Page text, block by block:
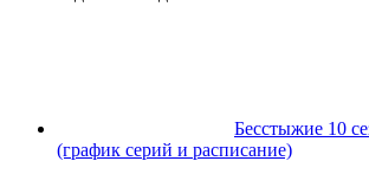
Бесстыжие 10
(график серий и расписание)